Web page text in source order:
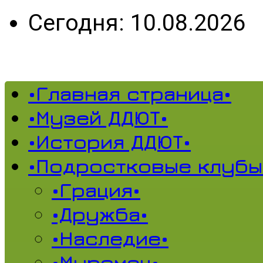
Сегодня: 10.08.2026
•Главная страница•
•Музей ДДЮТ•
•История ДДЮТ•
•Подростковые
•Грация•
•Дружба•
•Наследие•